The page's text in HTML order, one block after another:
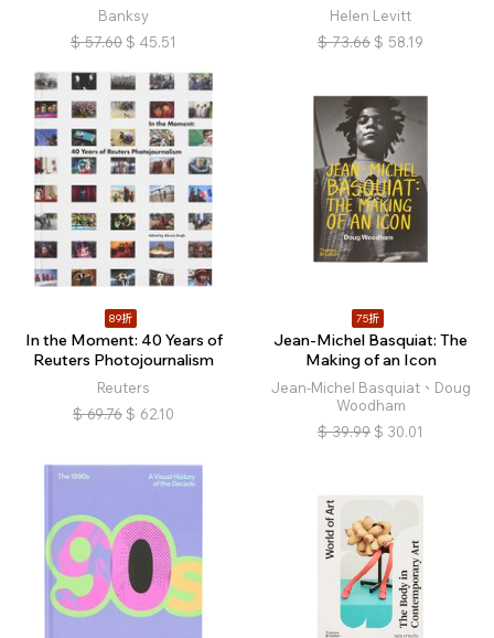
Banksy
$ 57.60 $ 45.51
Helen Levitt
$ 73.66 $ 58.19
89折
In the Moment: 40 Years of
Reuters Photojournalism
Reuters
$ 69.76 $ 62.10
75折
Jean-Michel Basquiat: The
Making of an Icon
Jean-Michel Basquiat、Doug
Woodham
$ 39.99 $ 30.01